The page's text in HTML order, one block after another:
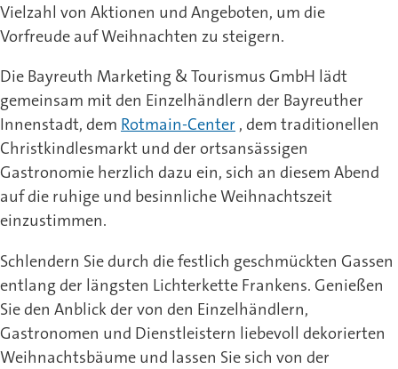
Vielzahl von Aktionen und Angeboten, um die
Vorfreude auf Weihnachten zu steigern.
Die Bayreuth Marketing & Tourismus GmbH lädt
gemeinsam mit den Einzelhändlern der Bayreuther
Innenstadt, dem Rotmain-Center , dem traditionellen
Christkindlesmarkt und der ortsansässigen
Gastronomie herzlich dazu ein, sich an diesem Abend
auf die ruhige und besinnliche Weihnachtszeit
einzustimmen.
Schlendern Sie durch die festlich geschmückten Gassen
entlang der längsten Lichterkette Frankens. Genießen
Sie den Anblick der von den Einzelhändlern,
Gastronomen und Dienstleistern liebevoll dekorierten
Weihnachtsbäume und lassen Sie sich von der